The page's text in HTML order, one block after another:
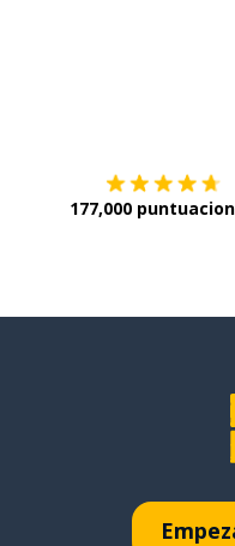
177,000